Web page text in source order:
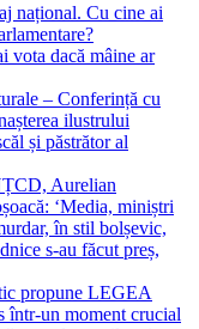
național. Cu cine ai
vota dacă mâine ar
– Conferință cu
ilustrului
și păstrător al
Aurelian
‘Media, miniștri
în stil bolșevic,
s-au făcut preș,
propune LEGEA
un moment crucial